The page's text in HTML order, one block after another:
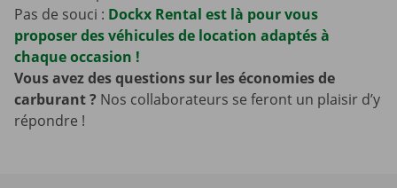
Pas de souci : Dockx Rental est là pour vous
proposer des véhicules de location adaptés à
chaque occasion !
Vous avez des questions sur les économies de
carburant ? Nos collaborateurs se feront un plaisir d’y
répondre !